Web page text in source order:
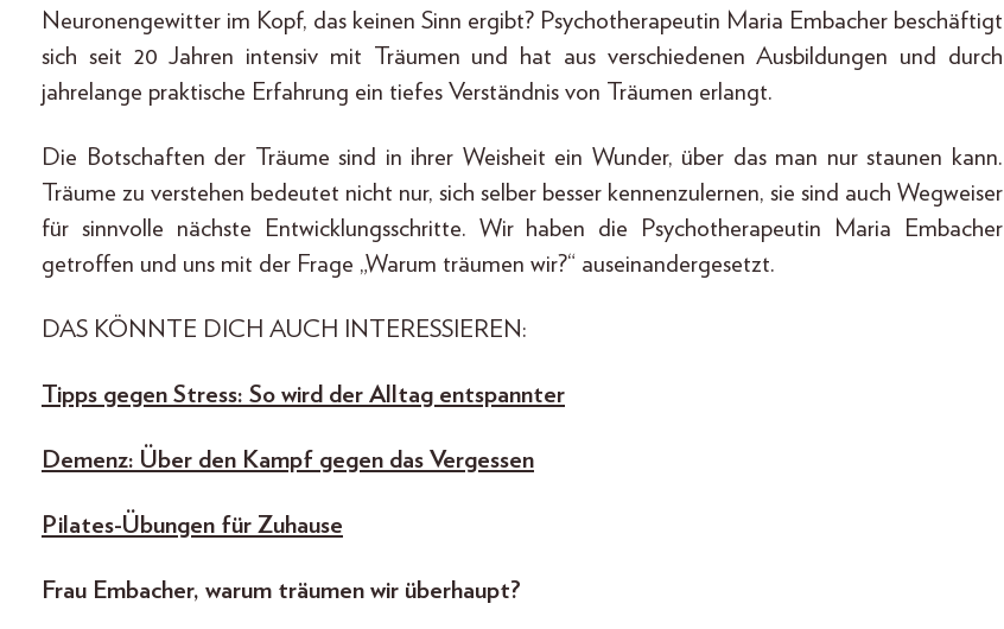
Neuronengewitter im Kopf, das keinen Sinn ergibt? Psychotherapeutin Maria Embacher beschäftigt
sich seit 20 Jahren intensiv mit Träumen und hat aus verschiedenen Ausbildungen und durch
jahrelange praktische Erfahrung ein tiefes Verständnis von Träumen erlangt.
Die Botschaften der Träume sind in ihrer Weisheit ein Wunder, über das man nur staunen kann.
Träume zu verstehen bedeutet nicht nur, sich selber besser kennenzulernen, sie sind auch Wegweiser
für sinnvolle nächste Entwicklungsschritte. Wir haben die Psychotherapeutin Maria Embacher
getroffen und uns mit der Frage „Warum träumen wir?“ auseinandergesetzt.
DAS KÖNNTE DICH AUCH INTERESSIEREN:
Tipps gegen Stress: So wird der Alltag entspannter
Demenz: Über den Kampf gegen das Vergessen
Pilates-Übungen für Zuhause
Frau Embacher, warum träumen wir überhaupt?